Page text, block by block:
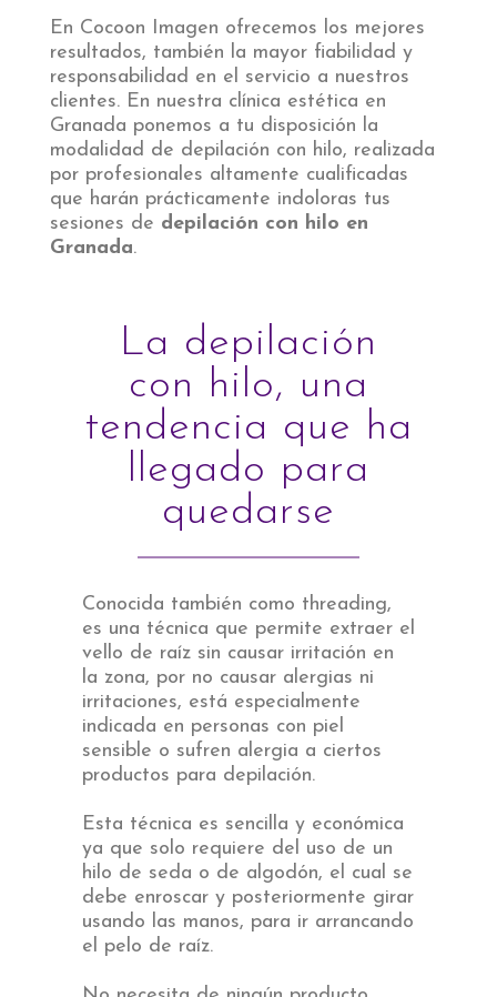
En Cocoon Imagen ofrecemos los mejores
resultados, también la mayor fiabilidad y
responsabilidad en el servicio a nuestros
clientes. En nuestra clínica estética en
Granada ponemos a tu disposición la
modalidad de depilación con hilo, realizada
por profesionales altamente cualificadas
que harán prácticamente indoloras tus
sesiones de depilación con hilo en
Granada.
La depilación
con hilo, una
tendencia que ha
llegado para
quedarse
Conocida también como threading,
es una técnica que permite extraer el
vello de raíz sin causar irritación en
la zona, por no causar alergias ni
irritaciones, está especialmente
indicada en personas con piel
sensible o sufren alergia a ciertos
productos para depilación.
Esta técnica es sencilla y económica
ya que solo requiere del uso de un
hilo de seda o de algodón, el cual se
debe enroscar y posteriormente girar
usando las manos, para ir arrancando
el pelo de raíz.